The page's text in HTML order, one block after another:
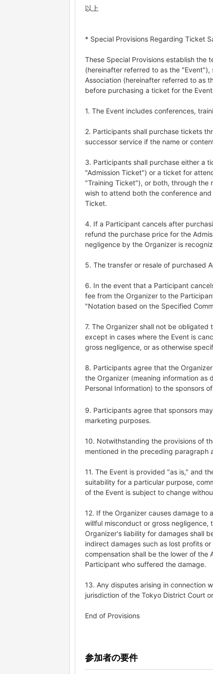
以上
* Special Provisions Regarding Ticket
These Special Provisions establish the
(hereinafter referred to as the
Association (hereinafter referred to as
before purchasing a ticket for the
1. The Event includes conferences,
2. Participants shall purchase tickets
successor service if the name or
3. Participants shall purchase either a
"Admission Ticket") or a ticket for
"Training Ticket"), or both, through the
wish to attend both the conference
Ticket.
4. If a Participant cancels after
refund the purchase price for the
negligence by the Organizer is
5. The transfer or resale of purchased
6. In the event that a Participant
fee from the Organizer to the
"Notation based on the Specified
7. The Organizer shall not be
except in cases where the Event is
gross negligence, or as otherwise
8. Participants agree that the
the Organizer (meaning information as
Personal Information) to the sponsors
9. Participants agree that sponsors
marketing purposes.
10. Notwithstanding the provisions of
mentioned in the preceding paragraph
11. The Event is provided "as is," and
suitability for a particular purpose,
of the Event is subject to change
12. If the Organizer causes damage to
willful misconduct or gross negligence,
Organizer's liability for damages shall
indirect damages such as lost profits
compensation shall be the lower of the
Participant who suffered the damage.
13. Any disputes arising in connection
jurisdiction of the Tokyo District Court
End of Provisions
参加者の要件